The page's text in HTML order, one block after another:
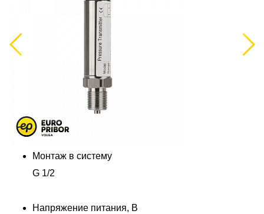
Previous
Монтаж в систему
G 1/2
Напряжение питания, В
Next